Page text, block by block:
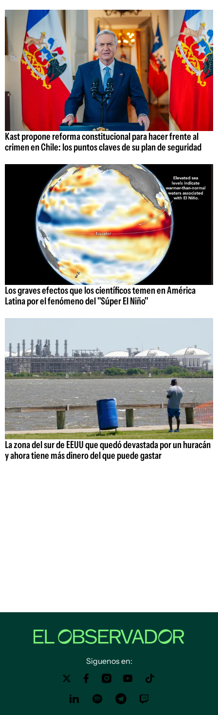
Kast propone reforma constitucional para hacer frente al
crimen en Chile: los puntos claves de su plan de seguridad
Los graves efectos que los científicos temen en América
Latina por el fenómeno del "Súper El Niño"
La zona del sur de EEUU que quedó devastada por un huracán
y ahora tiene más dinero del que puede gastar
Siguenos en: